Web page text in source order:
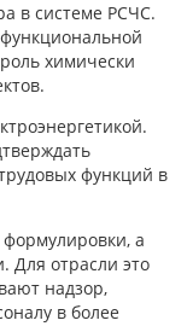
в системе РСЧС.
химически
функций в
формулировки, а
Для отрасли это
надзор,
в более